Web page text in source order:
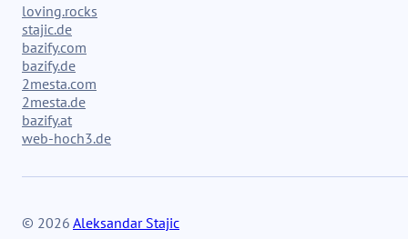
loving.rocks
stajic.de
bazify.com
bazify.de
2mesta.com
2mesta.de
bazify.at
web-hoch3.de
© 2026 Aleksandar Stajic